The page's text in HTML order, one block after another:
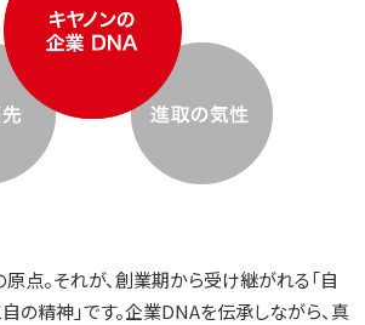
点。それが、創業期から受け継がれる「自
自の精神」です。企業DNAを伝承しながら、真